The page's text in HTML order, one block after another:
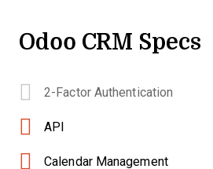
Odoo CRM Specs
2-Factor Authentication
API
Calendar Management